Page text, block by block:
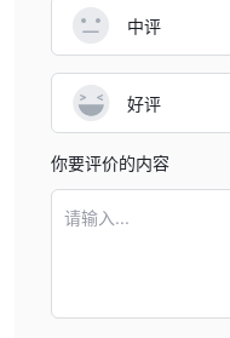
种资产类别，并有可能实现
账户类型
智能平账户：
该账户面向新
用，前30笔衍生品交易免费
U WIN - WE WIN：该账户
佣金手续费。
专业平账户：该账户似乎最
中评
好评
你要评价的内容
请输入...